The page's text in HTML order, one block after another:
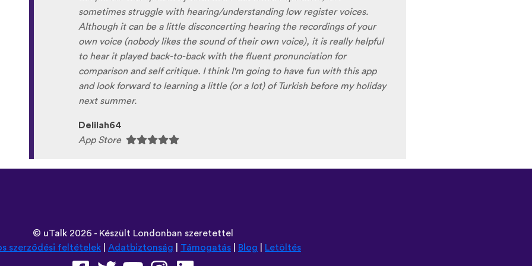
so happy because of you, I’ll be able to learn Lingala, Yoruba , Zulu ,
Xhosa !!! Thank you x10000000 ! And your games are very interactive,
fun and the vocabulary words that you suggest offer a great virtual
immersion / introduction to the language :) perfect for beginners!!! Ps:
Are you planing to add Ewe , Fon and Akan in the future? 😍😍 😍they
are the official languages of Benin, Togo and Ghana :D Thanks🙏 😊
App Store
szerződési feltételek|Adatbiztonság|Támogatás|